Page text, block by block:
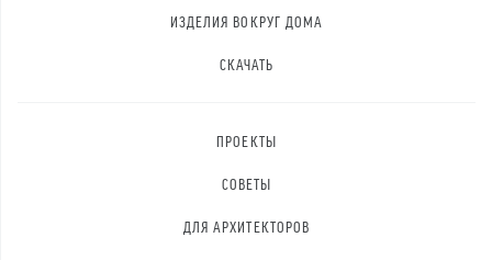
ИЗДЕЛИЯ ВОКРУГ ДОМА
СКАЧАТЬ
ПРОЕКТЫ
СОВЕТЫ
ДЛЯ АРХИТЕКТОРОВ